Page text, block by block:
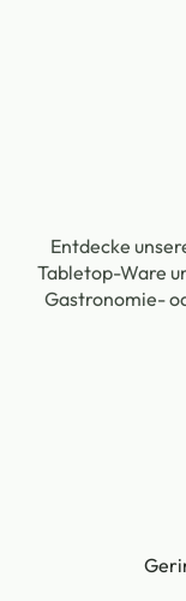
Entdecke
Tabletop-Ware
Gastronomie-